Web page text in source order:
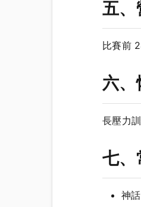
五、
比賽前
六、
長壓力
七、
神